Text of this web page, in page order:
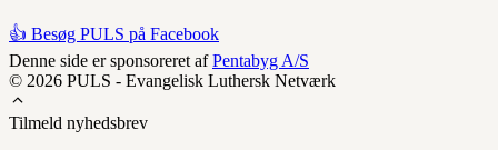
👍 Besøg PULS på Facebook
Denne side er sponsoreret afPentabyg A/S
© 2026 PULS - Evangelisk Luthersk Netværk
Tilmeld nyhedsbrev